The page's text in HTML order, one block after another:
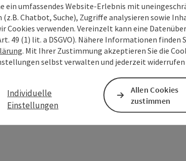
Beitrag drucken In der Nähe
ein umfassendes Website-Erlebnis mit
Chatbot, Suche), Zugriffe analysieren sowie
Cookies verwenden. Vereinzelt kann eine
49 (1) lit. a DSGVO). Nähere Informationen finden
. Mit Ihrer Zustimmung akzeptieren Sie die
selbst verwalten und jederzeit widerrufen
Individuelle
Einstellungen
Allen Cookies
zustimmen